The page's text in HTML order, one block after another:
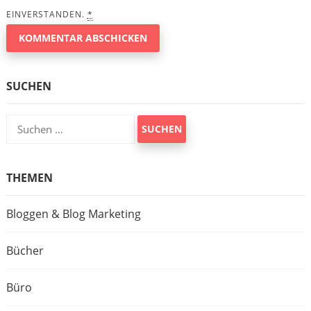
EINVERSTANDEN. *
SUCHEN
Suchen
nach:
THEMEN
Bloggen & Blog Marketing
Bücher
Büro